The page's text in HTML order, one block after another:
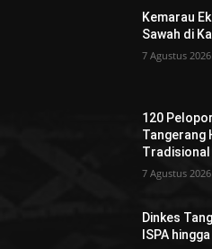
Kemarau
Sawah di
7 Agustus 2026
120
Tangerang
Tradisional
7 Agustus 2026
Dinkes
ISPA